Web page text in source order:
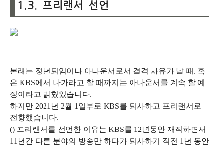
1.3. 프리랜서 선언
본래는 정년퇴임이나 아나운서로서 결격 사유가 날 때, 혹
은 KBS에서 나가라고 할 때까지는 아나운서를 계속 할 예
정이라고 밝혔었습니다.
하지만 2021년 2월 1일부로 KBS를 퇴사하고 프리랜서로
전향했습니다.
() 프리랜서를 선언한 이유는 KBS를 12년동안 재직하면서
11년간 다른 분야의 방송만 하다가 퇴사하기 직전 1년 동안